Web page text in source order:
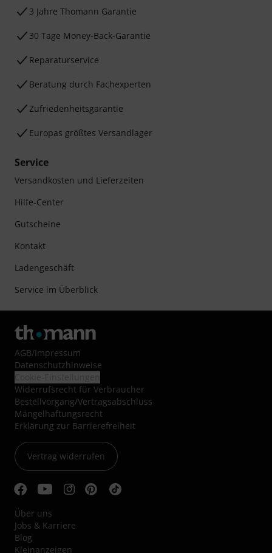
3 Jahre Thomann Garantie
30 Tage Money-Back-Garantie
Reparaturservice
Beratung durch Fachexperten
Zufriedenheitsgarantie
Europas größtes Versandlager
Service
Versandkosten und Lieferzeiten
Hilfe-Center
Gutscheine
Kontakt
Ladengeschäft
Service im Überblick
AGB/Impressum
Datenschutzhinweise
Widerrufsrecht für Verbraucher
Bestellvorgang/Vertragsabschluss
Mängelhaftungsrecht
Erklärung zur Barrierefreiheit
Vertrag widerrufen
Über uns
Jobs & Karriere
Blog
Kleinanzeigen